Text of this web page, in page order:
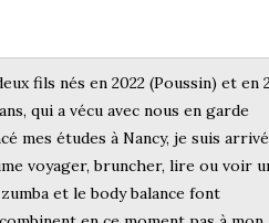
fils nés en 2022 (Poussin) et en
qui a vécu avec nous en garde
mes études à Nancy, je suis
voyager, bruncher, lire ou voir
et le body balance font